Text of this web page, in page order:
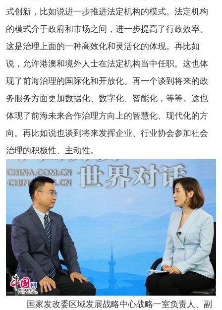
式创新，比如说进一步推进法定机构的模式。法定机构
的模式介于政府和市场之间，进一步提高了行政效率。
这是治理上面的一种高效化和灵活化的体现。再比如
说，允许港澳和境外人士在法定机构当中任职。这也体
现了前海治理的国际化和开放化。 再一个谈到将来的政
务服务方面更加数据化、数字化、智能化，等等。这也
体现了前海未来合作治理方向上的智慧化、现代化的方
向。再比如说也谈到将来发挥企业、行业协会参加社会
治理的积极性、主动性。
国家发改委区域发展战略中心战略一室负责人、副